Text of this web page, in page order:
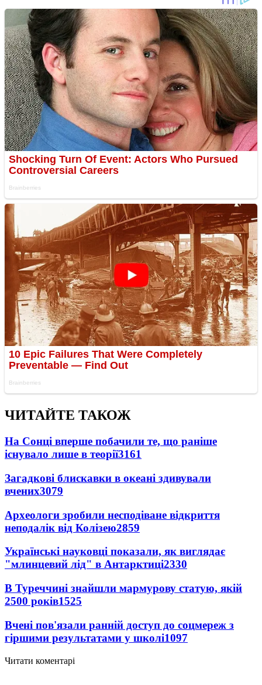
ЧИТАЙТЕ ТАКОЖ
На Сонці вперше побачили те, що раніше
існувало лише в теорії3161
Загадкові блискавки в океані здивували
вчених3079
Археологи зробили несподіване відкриття
неподалік від Колізею2859
Українські науковці показали, як виглядає
"млинцевий лід" в Антарктиці2330
В Туреччині знайшли мармурову статую, якій
2500 років1525
Вчені пов'язали ранній доступ до соцмереж з
гіршими результатами у школі1097
Читати коментарі